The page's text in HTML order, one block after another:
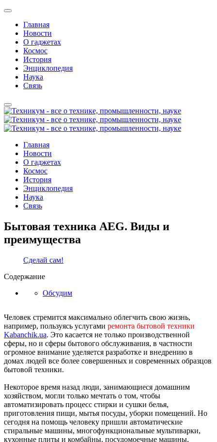
Главная
Новости
О гаджетах
Космос
История
Энциклопедия
Наука
Связь
Главная
Новости
О гаджетах
Космос
История
Энциклопедия
Наука
Связь
Бытовая техника AEG. Виды и
преимущества
Сделай сам!
Содержание
Обсудим
Человек стремится максимально облегчить свою жизнь,
например, пользуясь услугами ремонта бытовой техники
Kabanchik.ua. Это касается не только производственной
сферы, но и сферы бытового обслуживания, в частности
огромное внимание уделяется разработке и внедрению в
домах людей все более совершенных и современных образцов
бытовой техники.
Некоторое время назад люди, занимающиеся домашним
хозяйством, могли только мечтать о том, чтобы
автоматизировать процесс стирки и сушки белья,
приготовления пищи, мытья посуды, уборки помещений. Но
сегодня на помощь человеку пришли автоматические
стиральные машины, многофункциональные мультиварки,
кухонные плиты и комбайны, посудомоечные машины,